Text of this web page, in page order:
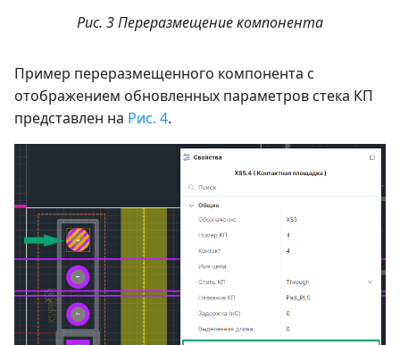
Рис. 3 Переразмещение компонента
Пример переразмещенного компонента с
отображением обновленных параметров стека КП
представлен на Рис. 4.